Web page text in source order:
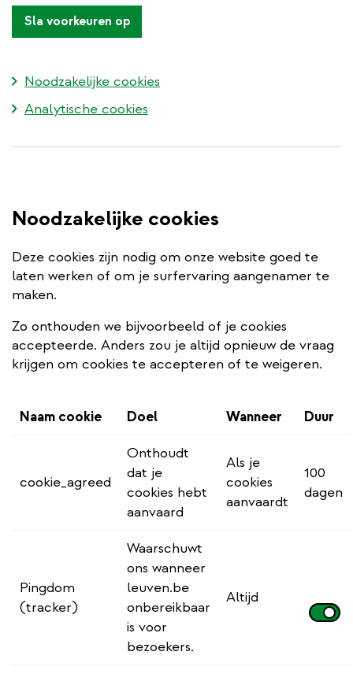
Sla voorkeuren op
Noodzakelijke cookies
Analytische cookies
Noodzakelijke cookies
Deze cookies zijn nodig om onze website goed te
laten werken of om je surfervaring aangenamer te
maken.
Zo onthouden we bijvoorbeeld of je cookies
accepteerde. Anders zou je altijd opnieuw de vraag
krijgen om cookies te accepteren of te weigeren.
Naam cookie Doel Wanneer Duur
cookie_agreed
Onthoudt
dat je
cookies hebt
aanvaard
Als je
cookies
aanvaardt
100
dagen
Pingdom
(tracker)
Waarschuwt
ons wanneer
leuven.be
onbereikbaar
is voor
bezoekers.
Altijd